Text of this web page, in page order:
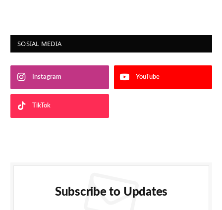
SOSIAL MEDIA
Instagram YouTube
TikTok
Subscribe to Updates